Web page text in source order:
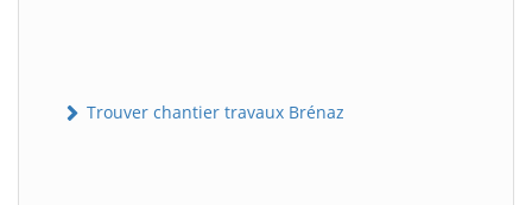
Trouver chantier travaux Brénaz